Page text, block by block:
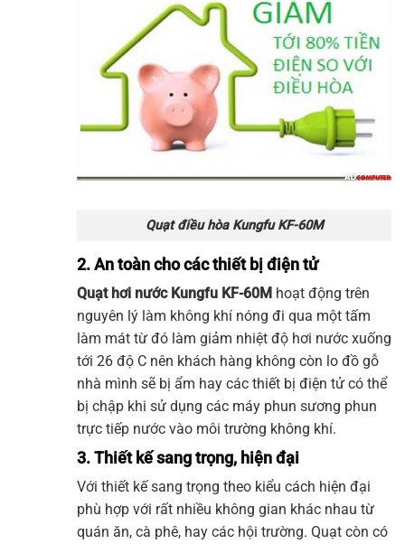
Quạt điều hòa Kungfu KF-60M
2. An toàn cho các thiết bị điện tử
Quạt hơi nướcKungfu KF-60M hoạt động trên
nguyên lý làm không khí nóng đi qua một tấm
làm mát từ đó làm giảm nhiệt độ hơi nước xuống
tới 26 độ C nên khách hàng không còn lo đồ gỗ
nhà mình sẽ bị ẩm hay các thiết bị điện tử có thể
bị chập khi sử dụng các máy phun sương phun
trực tiếp nước vào môi trường không khí.
3. Thiết kế sang trọng, hiện đại
Với thiết kế sang trọng theo kiểu cách hiện đại
phù hợp với rất nhiều không gian khác nhau từ
quán ăn, cà phê, hay các hội trường. Quạt còn có